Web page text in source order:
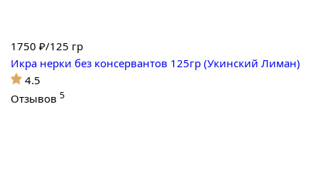
1750 ₽/125 гр
Икра нерки без консервантов 125гр (Укинский Лиман)
4.5
Отзывов 5